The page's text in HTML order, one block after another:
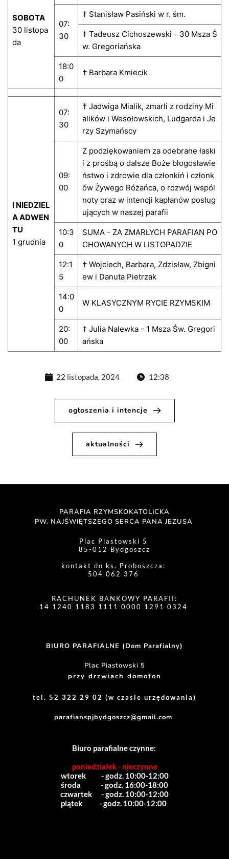
SOBOTA
30 listopa
da
07:
30
† Stanisław Pasiński w r. śm.
† Tadeusz Cichoszewski - 30 Msza Ś
w. Gregoriańska
18:0
0
† Barbara Kmiecik
I NIEDZIEL
A ADWEN
TU
1 grudnia
07:
30
† Jadwiga Mialik, zmarli z rodziny Mi
alików i Wesołowskich, Ludgarda i Je
rzy Szymańscy
09:
00
Z podziękowaniem za odebrane łaski
i z prośbą o dalsze Boże błogosławie
ństwo i zdrowie dla członkiń i członk
ów Żywego Różańca, o rozwój wspól
noty oraz w intencji kapłanów posług
ujących w naszej parafii
10:3
0
SUMA - ZA ZMARŁYCH PARAFIAN PO
CHOWANYCH W LISTOPADZIE
12:1
5
† Wojciech, Barbara, Zdzisław, Zbigni
ew i Danuta Pietrzak
14:0
0
W KLASYCZNYM RYCIE RZYMSKIM
20:
00
† Julia Nalewka - 1 Msza Św. Gregori
ańska
22 listopada, 2024 12:38
ogłoszenia i intencje
aktualności
PARAFIA RZYMSKOKATOLICKA
PW. NAJŚWIĘTSZEGO SERCA PANA JEZUSA
Plac Piastowski 5
85-012 Bydgoszcz
kontakt do ks. Proboszcza:
504 062 376
RACHUNEK BANKOWY PARAFII:
14 1240 1183 1111 0000 1291 0324
BIURO PARAFIALNE (Dom Parafialny)
Plac Piastowski 5
przy drzwiach domofon
tel. 52 322 29 02 (w czasie urzędowania)
parafianspjbydgoszcz@gmail.com
Biuro parafialne czynne:
poniedziałek - nieczynne
wtorek          - godz. 10:00-12:00
środa             - godz. 16:00-18:00
czwartek      - godz. 10:00-12:00
piątek           - godz. 10:00-12:00